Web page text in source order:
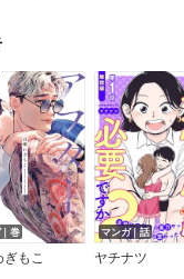
巻
もこ
マンガ｜話
ヤチナツ